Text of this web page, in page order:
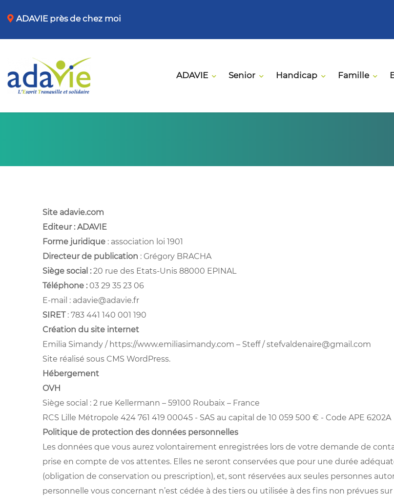
ADAVIE près de chez moi
ADAVIE Senior Handicap Famille
Site adavie.com
Editeur : ADAVIE
Forme juridique : association loi 1901
Directeur de publication : Grégory BRACHA
Siège social : 20 rue des Etats-Unis 88000 EPINAL
Téléphone : 03 29 35 23 06
E-mail : adavie@adavie.fr
SIRET: 783 441 140 001 190
Création du site internet
Emilia Simandy / https://www.emiliasimandy.com – Steff /stefvaldenaire@gmail.com
Site réalisé sous CMS WordPress.
Hébergement
OVH
Siège social : 2 rue Kellermann – 59100 Roubaix – France
RCS Lille Métropole 424 761 419 00045 - SAS au capital de 10 059 500 € - Code APE 6202A
Politique de protection des données personnelles
Les données que vous aurez volontairement enregistrées lors de votre demande de
prise en compte de vos attentes. Elles ne seront conservées que pour une durée
(obligation de conservation ou prescription), et, sont réservées aux seules personnes
personnelle vous concernant n’est cédée à des tiers ou utilisée à des fins non prévues sur